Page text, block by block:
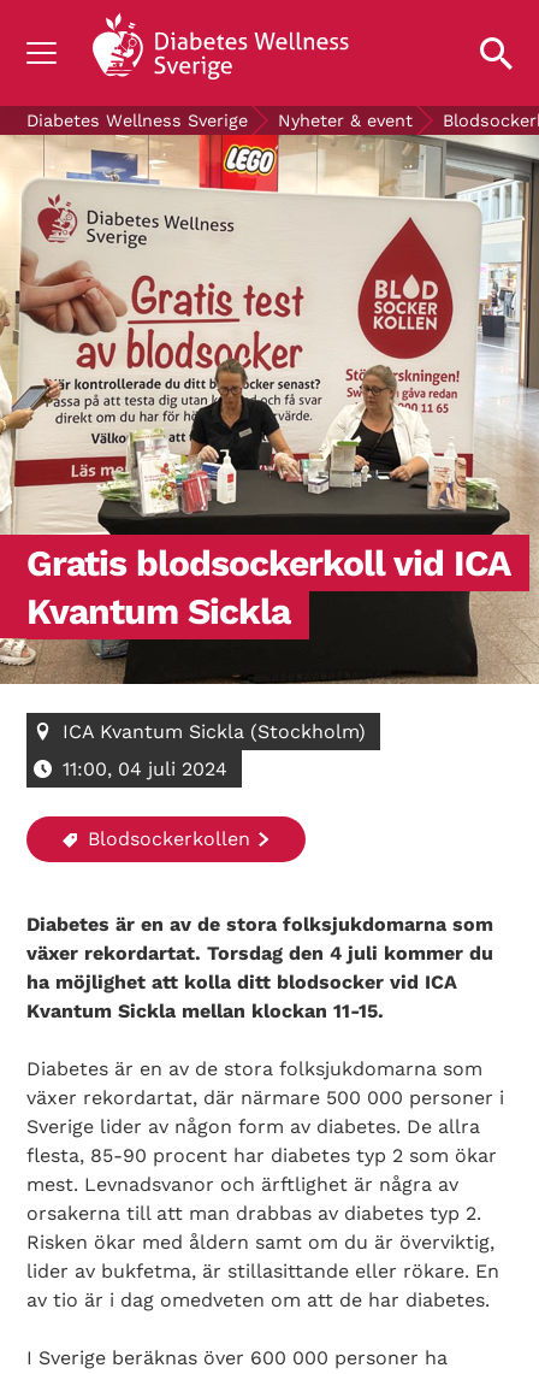
OM DIABETES
STÖD OSS
FORSKNING
NYHETER & EVENT
OM OSS
GRATIS DIABETESPRODUKTER
Blodsockerkollen
Diabetes Wellness Sverige Nyheter & event
Gratis blodsockerkoll vid ICA
Kvantum Sickla
ICA Kvantum Sickla (Stockholm)
11:00, 04 juli 2024
Blodsockerkollen
Diabetes är en av de stora folksjukdomarna som
växer rekordartat. Torsdag den 4 juli kommer du
ha möjlighet att kolla ditt blodsocker vid ICA
Kvantum Sickla mellan klockan 11-15.
Diabetes är en av de stora folksjukdomarna som
växer rekordartat, där närmare 500 000 personer i
Sverige lider av någon form av diabetes. De allra
flesta, 85-90 procent har diabetes typ 2 som ökar
mest. Levnadsvanor och ärftlighet är några av
orsakerna till att man drabbas av diabetes typ 2.
Risken ökar med åldern samt om du är överviktig,
lider av bukfetma, är stillasittande eller rökare. En
av tio är i dag omedveten om att de har diabetes.
I Sverige beräknas över 600 000 personer ha